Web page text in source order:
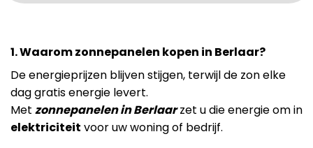
1. Waarom zonnepanelen kopen in Berlaar?
De energieprijzen blijven stijgen, terwijl de zon elke
dag gratis energie levert.
Met zonnepanelen in Berlaarzet u die energie om in
elektriciteit voor uw woning of bedrijf.